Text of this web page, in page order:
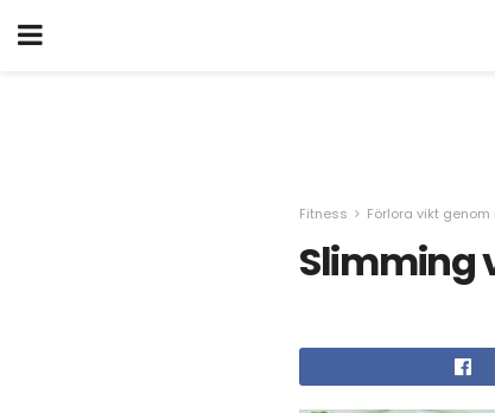
Fitness Förlora vikt
Slimming